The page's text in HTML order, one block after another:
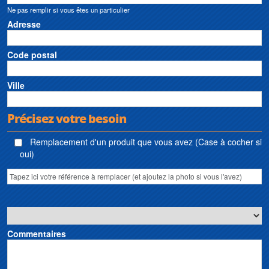
Ne pas remplir si vous êtes un particulier
Adresse
Code postal
Ville
Précisez votre besoin
Remplacement d'un produit que vous avez (Case à cocher si
oui)
Commentaires